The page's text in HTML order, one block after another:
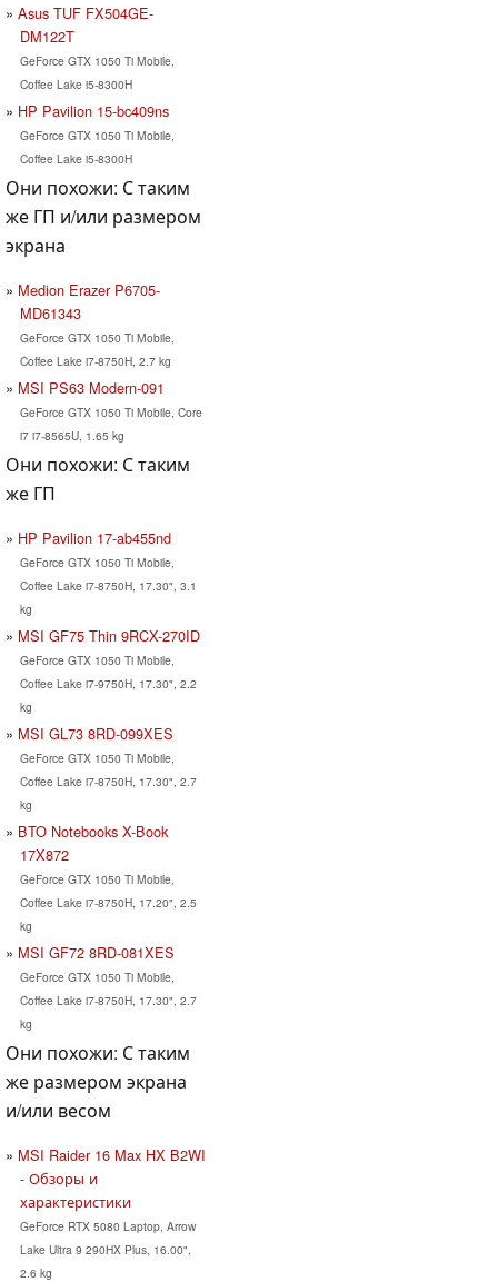
Asus TUF FX504GE-
DM122T
GeForce GTX 1050 Ti Mobile,
Coffee Lake i5-8300H
HP Pavilion 15-bc409ns
GeForce GTX 1050 Ti Mobile,
Coffee Lake i5-8300H
Они похожи: С таким
же ГП и/или размером
экрана
Medion Erazer P6705-
MD61343
GeForce GTX 1050 Ti Mobile,
Coffee Lake i7-8750H, 2.7 kg
MSI PS63 Modern-091
GeForce GTX 1050 Ti Mobile, Core
i7 i7-8565U, 1.65 kg
Они похожи: С таким
же ГП
HP Pavilion 17-ab455nd
GeForce GTX 1050 Ti Mobile,
Coffee Lake i7-8750H, 17.30", 3.1
kg
MSI GF75 Thin 9RCX-270ID
GeForce GTX 1050 Ti Mobile,
Coffee Lake i7-9750H, 17.30", 2.2
kg
MSI GL73 8RD-099XES
GeForce GTX 1050 Ti Mobile,
Coffee Lake i7-8750H, 17.30", 2.7
kg
BTO Notebooks X-Book
17X872
GeForce GTX 1050 Ti Mobile,
Coffee Lake i7-8750H, 17.20", 2.5
kg
MSI GF72 8RD-081XES
GeForce GTX 1050 Ti Mobile,
Coffee Lake i7-8750H, 17.30", 2.7
kg
Они похожи: С таким
же размером экрана
и/или весом
MSI Raider 16 Max HX B2WI
- Обзоры и
характеристики
GeForce RTX 5080 Laptop, Arrow
Lake Ultra 9 290HX Plus, 16.00",
2.6 kg